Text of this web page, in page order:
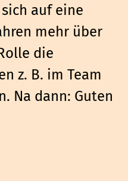
auf eine
mehr über
die
z. B. im Team
Na dann: Guten